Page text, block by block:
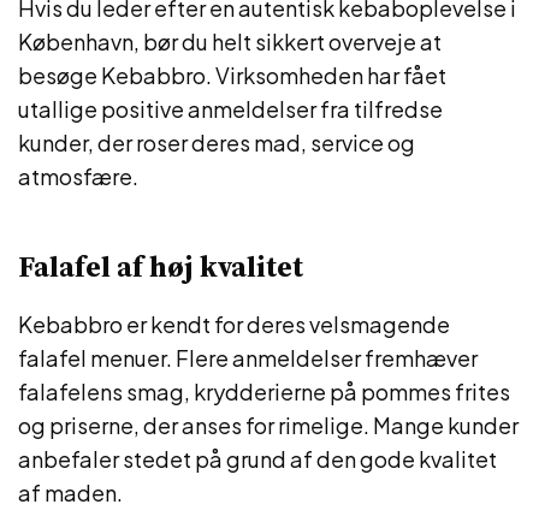
Hvis du leder efter en autentisk kebaboplevelse i
København, bør du helt sikkert overveje at
besøge Kebabbro. Virksomheden har fået
utallige positive anmeldelser fra tilfredse
kunder, der roser deres mad, service og
atmosfære.
Falafel af høj kvalitet
Kebabbro er kendt for deres velsmagende
falafel menuer. Flere anmeldelser fremhæver
falafelens smag, krydderierne på pommes frites
og priserne, der anses for rimelige. Mange kunder
anbefaler stedet på grund af den gode kvalitet
af maden.